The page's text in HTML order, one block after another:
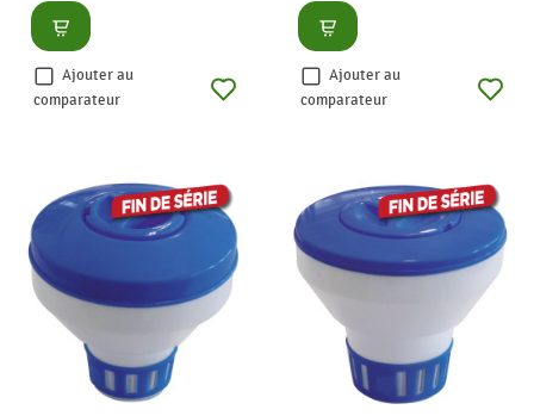
Consulter
Ajouter au
comparateur
Consulter
Ajouter au
comparateur